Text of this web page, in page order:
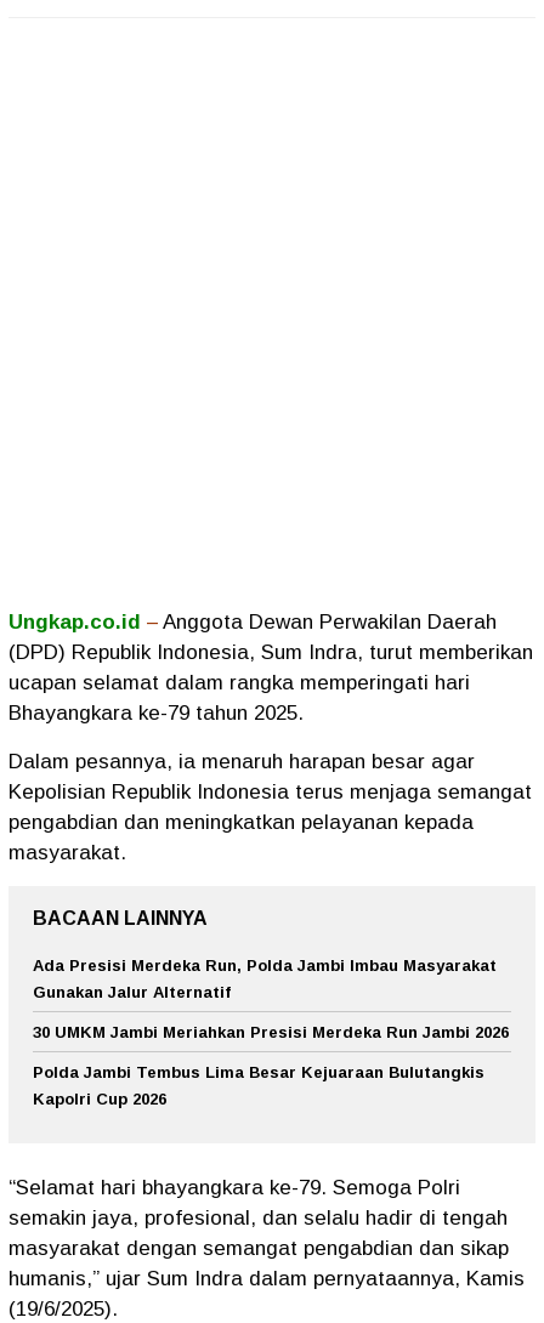
Ungkap.co.id – Anggota Dewan Perwakilan Daerah
(DPD) Republik Indonesia, Sum Indra, turut memberikan
ucapan selamat dalam rangka memperingati hari
Bhayangkara ke-79 tahun 2025.
Dalam pesannya, ia menaruh harapan besar agar
Kepolisian Republik Indonesia terus menjaga semangat
pengabdian dan meningkatkan pelayanan kepada
masyarakat.
BACAAN LAINNYA
Ada Presisi Merdeka Run, Polda Jambi Imbau Masyarakat
Gunakan Jalur Alternatif
30 UMKM Jambi Meriahkan Presisi Merdeka Run Jambi 2026
Polda Jambi Tembus Lima Besar Kejuaraan Bulutangkis
Kapolri Cup 2026
“Selamat hari bhayangkara ke-79. Semoga Polri
semakin jaya, profesional, dan selalu hadir di tengah
masyarakat dengan semangat pengabdian dan sikap
humanis,” ujar Sum Indra dalam pernyataannya, Kamis
(19/6/2025).